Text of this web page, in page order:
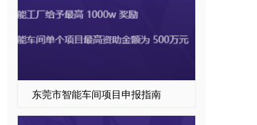
东莞市智能车间项目申报指南